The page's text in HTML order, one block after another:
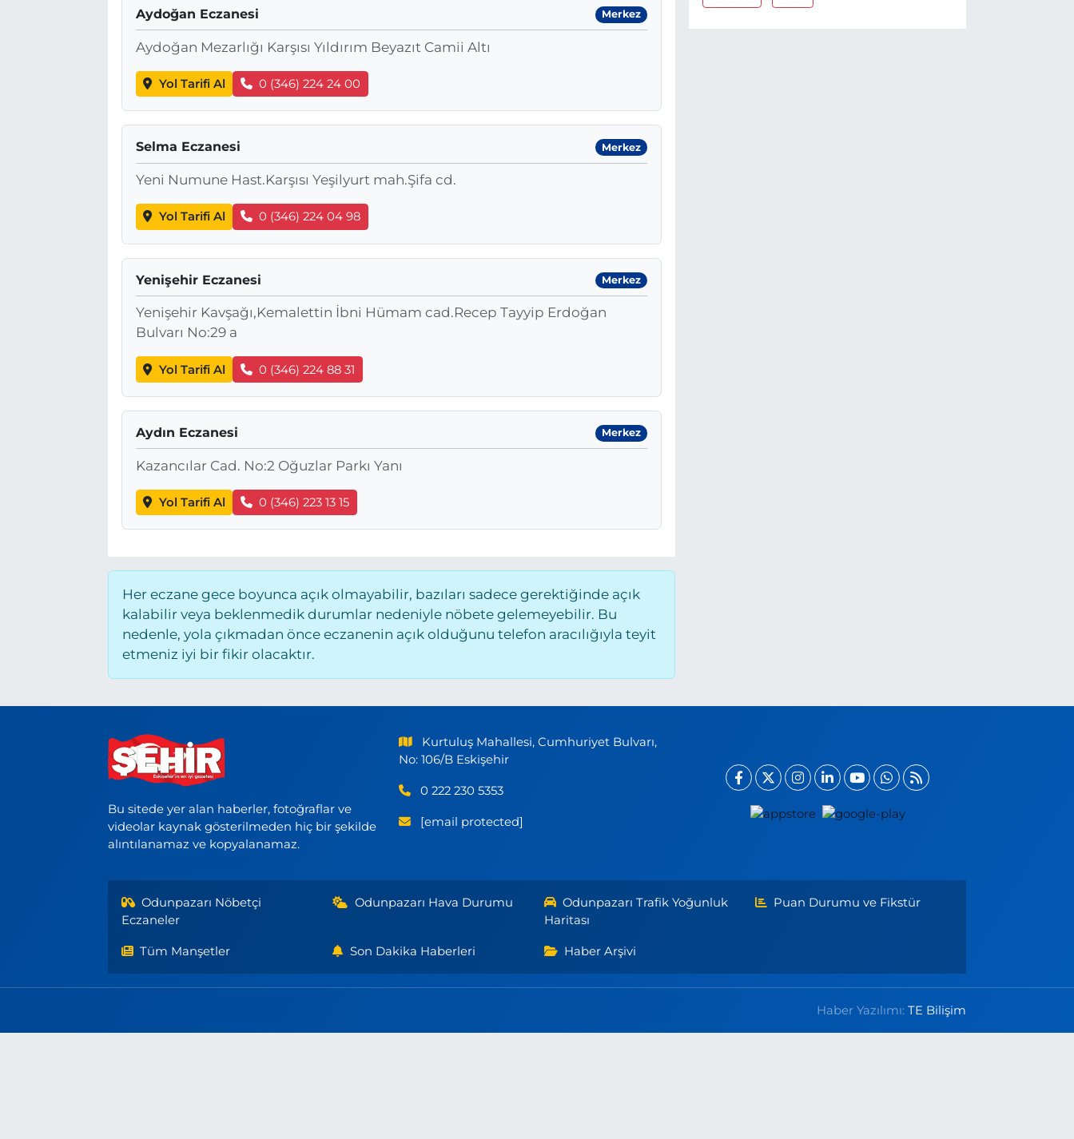
Aydoğan Eczanesi Merkez
Aydoğan Mezarlığı Karşısı Yıldırım Beyazıt Camii Altı
Yol Tarifi Al 0 (346) 224 24 00
Selma Eczanesi Merkez
Yeni Numune Hast.Karşısı Yeşilyurt mah.Şifa cd.
Yol Tarifi Al 0 (346) 224 04 98
Yenişehir Eczanesi Merkez
Yenişehir Kavşağı,Kemalettin İbni Hümam cad.Recep Tayyip Erdoğan
Bulvarı No:29 a
Yol Tarifi Al 0 (346) 224 88 31
Aydın Eczanesi Merkez
Kazancılar Cad. No:2 Oğuzlar Parkı Yanı
Yol Tarifi Al 0 (346) 223 13 15
Her eczane gece boyunca açık olmayabilir, bazıları sadece gerektiğinde açık
kalabilir veya beklenmedik durumlar nedeniyle nöbete gelemeyebilir. Bu
nedenle, yola çıkmadan önce eczanenin açık olduğunu telefon aracılığıyla teyit
etmeniz iyi bir fikir olacaktır.
Bu sitede yer alan haberler, fotoğraflar ve
videolar kaynak gösterilmeden hiç bir şekilde
alıntılanamaz ve kopyalanamaz.
Kurtuluş Mahallesi, Cumhuriyet Bulvarı,
No: 106/B Eskişehir
0 222 230 5353
[email protected]
Odunpazarı Nöbetçi
Eczaneler
Odunpazarı Hava Durumu
Odunpazarı Trafik Yoğunluk
Haritası
Puan Durumu ve Fikstür
Tüm Manşetler Son Dakika Haberleri Haber Arşivi
Haber Yazılımı:TE Bilişim